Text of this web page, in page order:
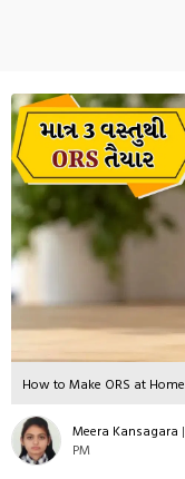
How to Make ORS at Home
Meera Kansagara |
PM